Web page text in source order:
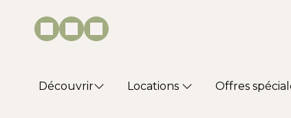
Découvrir Locations Offres